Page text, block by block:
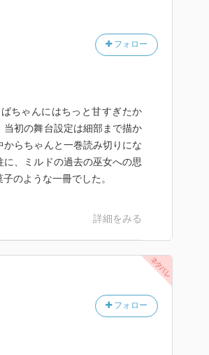
フォロー
ちゃんにはちっと甘すぎたか
初の舞台設定は細部まで描か
らちゃんと一巻読み切りにな
、ミルドの過去の巫女への思
のような一冊でした。
詳細をみる
フォロー